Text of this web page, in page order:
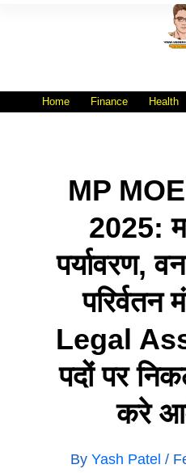
Home Finance Health
MP
2025:
पर्यावरण,
परिर्वतन
Legal
पदों पर
करे
By Yash Patel /